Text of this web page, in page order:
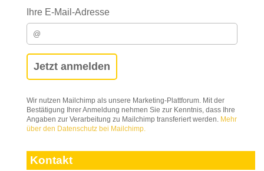
Ihre E-Mail-Adresse
Wir nutzen Mailchimp als unsere Marketing-Plattforum. Mit der
Bestätigung Ihrer Anmeldung nehmen Sie zur Kenntnis, dass Ihre
Angaben zur Verarbeitung zu Mailchimp transferiert werden. Mehr
über den Datenschutz bei Mailchimp.
Kontakt